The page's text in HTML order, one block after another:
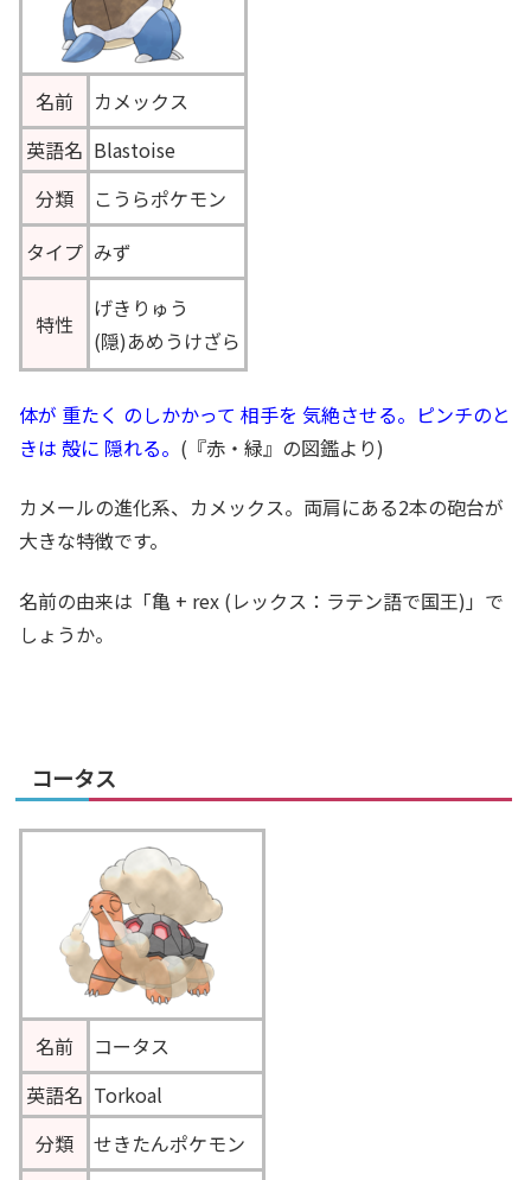
名前
カメックス
英語名 Blastoise
分類
こうらポケモン
タイプ みず
特性
げきりゅう
(隠)あめうけざら
体が 重たく のしかかって 相手を 気絶させる。ピンチのと
きは 殻に 隠れる。 (『赤・緑』の図鑑より)
カメールの進化系、カメックス。両肩にある2本の砲台が
大きな特徴です。
名前の由来は「亀 + rex (レックス：ラテン語で国王)」で
しょうか。
コータス
名前
コータス
英語名 Torkoal
分類
せきたんポケモン